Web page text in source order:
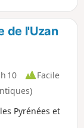
de l'Uzan
10
Facile
Pyrénées et